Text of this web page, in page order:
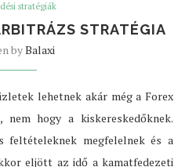
stratégiák
STRATÉGIA
byBalaxi
lehetnek akár még a Forex
nem hogy a kiskereskedőknek.
feltételeknek megfelelnek és a
eljött az idő a kamatfedezeti